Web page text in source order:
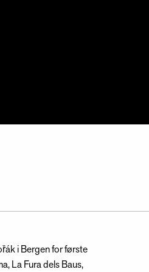
i Bergen for første
La Fura dels Baus,